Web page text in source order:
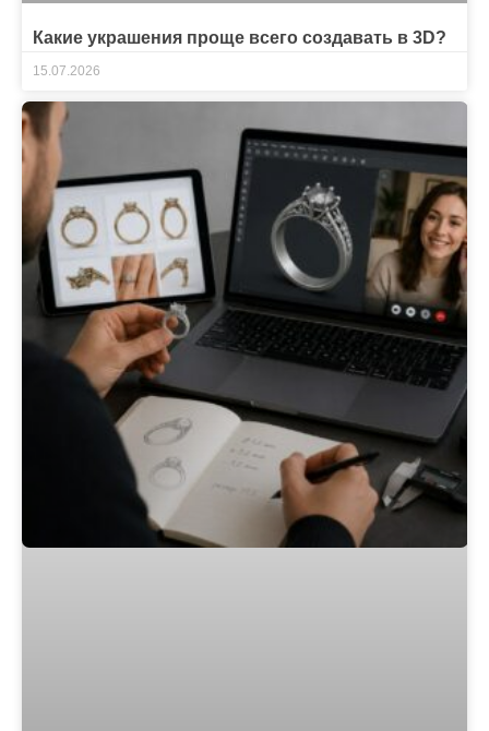
Какие украшения проще всего создавать в 3D?
15.07.2026